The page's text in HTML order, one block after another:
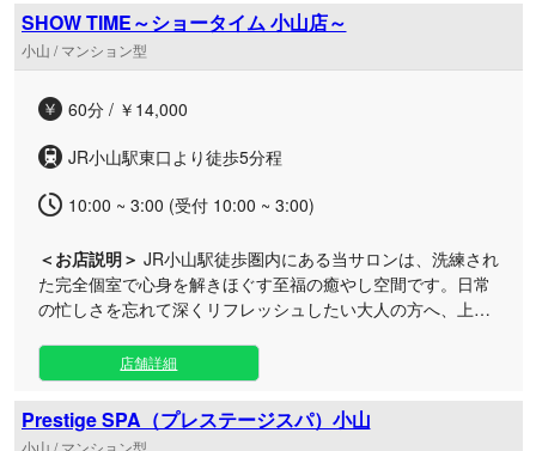
るほどの極上体験です。 小山駅からアクセスしやすく、お仕
事帰りのお疲れを癒やしたい夜の時間帯や休日のご褒美タイ
ムに最適です。日頃の喧騒を離れ、至高のリラクゼーション
SHOW TIME～ショータイム 小山店～
小山 / マンション型
60分 / ￥14,000
JR小山駅東口より徒歩5分程
10:00 ~ 3:00 (受付 10:00 ~ 3:00)
＜お店説明＞ JR小山駅徒歩圏内にある当サロンは、洗練され
た完全個室で心身を解きほぐす至福の癒やし空間です。日常
の忙しさを忘れて深くリフレッシュしたい大人の方へ、上質
なメニューでお客様のお好みに合わせた丁寧な施術をご提
供。静かで落ち着いた個室はプライベート感にあふれ、お仕
事帰りやご予定前後のスキマ時間にも気軽にお立ち寄りいた
店舗詳細
Prestige SPA（プレステージスパ）小山